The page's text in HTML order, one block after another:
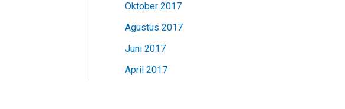
Oktober 2017
Agustus 2017
Juni 2017
April 2017